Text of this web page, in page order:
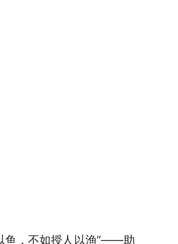
鱼，不如授人以渔”——助